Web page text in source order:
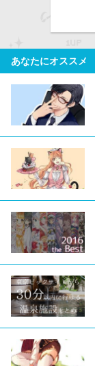
あなたにオススメ